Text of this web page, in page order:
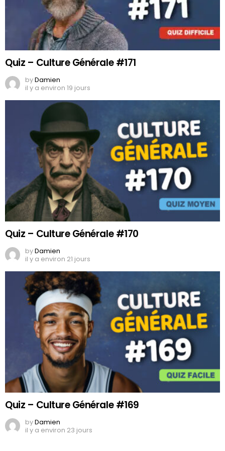
Quiz – Culture Générale #171
byDamien
il y a environ 19 jours
Quiz – Culture Générale #170
byDamien
il y a environ 21 jours
Quiz – Culture Générale #169
byDamien
il y a environ 23 jours